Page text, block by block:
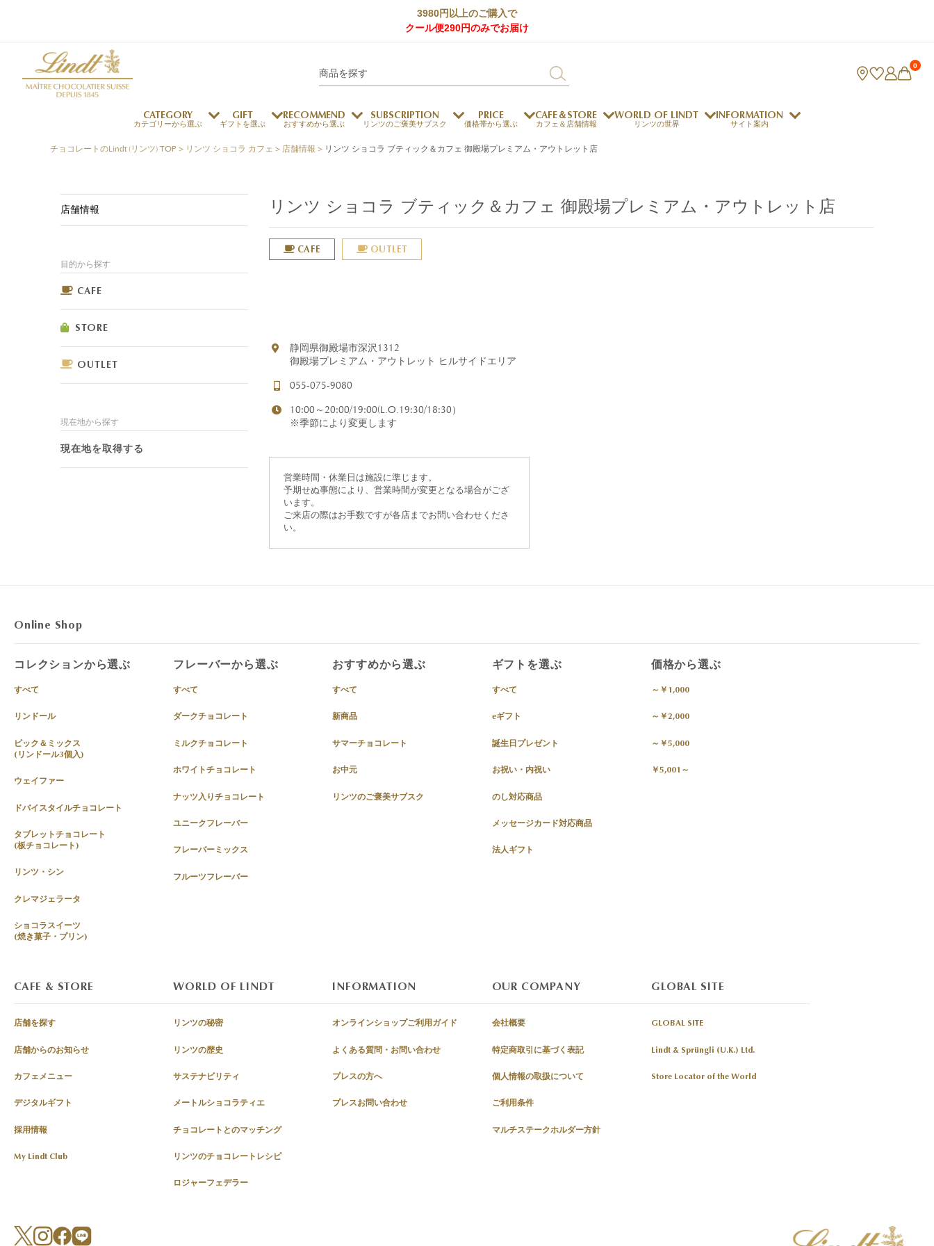
3980円以上のご購入で
クール便290円のみでお届け
0
CATEGORY
カテゴリーから選ぶ
フレーバー一覧
(焼き菓子)
送料無料
すべて
GIFT
ギフトを選ぶ
RECOMMEND
おすすめから選ぶ
SUBSCRIPTION
リンツのご褒美サブスク
ご褒美サブスク
PRICE
価格帯から選ぶ
～￥2,000
～￥5,000
CAFE＆STORE
カフェ＆店舗情報
WORLD OF LINDT
リンツの世界
独自の技術
リンツの発明
完璧な仕上げ
メートルショコラティエ
チョコレートとワイン
チョコレートと紅茶
ロジャーフェデラー
INFORMATION
サイト案内
よくある質問・お問い合わせ
プレスの方へ
チョコレートのLindt (リンツ) TOP > リンツ ショコラ カフェ > 店舗情報 > リンツ ショコラ ブティック＆カフェ 御殿場プレミアム・アウトレット店
リンツ ショコラ ブティック＆カフェ 御殿場プレミアム・アウトレット店
CAFE OUTLET
静岡県御殿場市深沢1312
御殿場プレミアム・アウトレット ヒルサイドエリア
055-075-9080
10:00～20:00/19:00(L.O.19:30/18:30）
※季節により変更します
営業時間・休業日は施設に準じます。
予期せぬ事態により、営業時間が変更となる場合がござ
います。
ご来店の際はお手数ですが各店までお問い合わせくださ
い。
店舗情報
目的から探す
CAFE
STORE
OUTLET
現在地から探す
現在地を取得する
Online Shop
コレクションから選ぶ
すべて
リンドール
ピック＆ミックス
(リンドール3個入)
ウェイファー
ドバイスタイルチョコレート
タブレットチョコレート
(板チョコレート)
リンツ・シン
クレマジェラータ
ショコラスイーツ
(焼き菓子・プリン)
フレーバーから選ぶ
すべて
ダークチョコレート
ミルクチョコレート
ホワイトチョコレート
ナッツ入りチョコレート
ユニークフレーバー
フレーバーミックス
フルーツフレーバー
おすすめから選ぶ
すべて
新商品
サマーチョコレート
お中元
リンツのご褒美サブスク
ギフトを選ぶ
すべて
eギフト
誕生日プレゼント
お祝い・内祝い
のし対応商品
メッセージカード対応商品
法人ギフト
価格から選ぶ
～￥1,000
～￥2,000
～￥5,000
￥5,001～
CAFE & STORE
店舗を探す
店舗からのお知らせ
カフェメニュー
デジタルギフト
採用情報
My Lindt Club
WORLD OF LINDT
リンツの秘密
リンツの歴史
サステナビリティ
メートルショコラティエ
チョコレートとのマッチング
リンツのチョコレートレシピ
ロジャーフェデラー
INFORMATION
オンラインショップご利用ガイド
よくある質問・お問い合わせ
プレスの方へ
プレスお問い合わせ
OUR COMPANY
会社概要
特定商取引に基づく表記
個人情報の取扱について
ご利用条件
マルチステークホルダー方針
GLOBAL SITE
GLOBAL SITE
Lindt & Sprüngli (U.K.) Ltd.
Store Locator of the World